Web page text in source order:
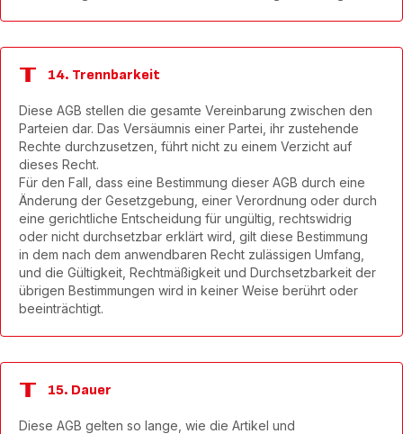
14. Trennbarkeit
Diese AGB stellen die gesamte Vereinbarung zwischen den
Parteien dar. Das Versäumnis einer Partei, ihr zustehende
Rechte durchzusetzen, führt nicht zu einem Verzicht auf
dieses Recht.
Für den Fall, dass eine Bestimmung dieser AGB durch eine
Änderung der Gesetzgebung, einer Verordnung oder durch
eine gerichtliche Entscheidung für ungültig, rechtswidrig
oder nicht durchsetzbar erklärt wird, gilt diese Bestimmung
in dem nach dem anwendbaren Recht zulässigen Umfang,
und die Gültigkeit, Rechtmäßigkeit und Durchsetzbarkeit der
übrigen Bestimmungen wird in keiner Weise berührt oder
beeinträchtigt.
15. Dauer
Diese AGB gelten so lange, wie die Artikel und